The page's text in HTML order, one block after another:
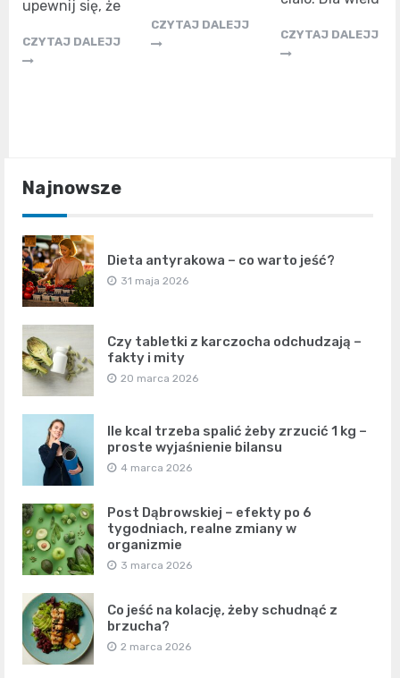
upewnij się, że
CZYTAJ DALEJJ
CZYTAJ DALEJJ
CZYTAJ DALEJJ
Najnowsze
Dieta antyrakowa – co warto jeść?
31 maja 2026
Czy tabletki z karczocha odchudzają –
fakty i mity
20 marca 2026
Ile kcal trzeba spalić żeby zrzucić 1 kg –
proste wyjaśnienie bilansu
4 marca 2026
Post Dąbrowskiej – efekty po 6
tygodniach, realne zmiany w
organizmie
3 marca 2026
Co jeść na kolację, żeby schudnąć z
brzucha?
2 marca 2026